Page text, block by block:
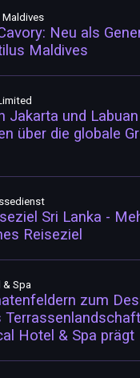
Maldives
Neu als
Maldives
Jakarta und
über die globale
Sri Lanka -
Reiseziel
& Spa
zum
Hotel & Spa prägt